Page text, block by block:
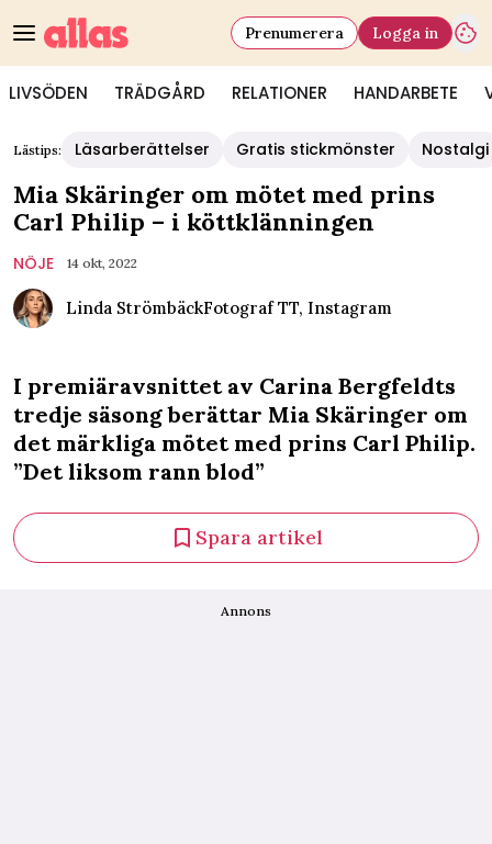
LIVSÖDEN TRÄDGÅRD RELATIONER HANDARBETE
Prenumerera Logga in
Lästips: Läsarberättelser Gratis stickmönster Nostalgi
Mia Skäringer om mötet med prins
Carl Philip – i köttklänningen
NÖJE 14 okt, 2022
Linda StrömbäckFotograf TT, Instagram
I premiäravsnittet av Carina Bergfeldts
tredje säsong berättar Mia Skäringer om
det märkliga mötet med prins Carl Philip.
”Det liksom rann blod”
Spara artikel
Annons